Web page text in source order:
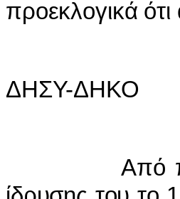
πρoεκλoγικά
ΔΗΣΥ-ΔΗΚΟ
Από